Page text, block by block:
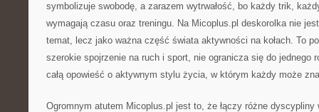
symbolizuje swobodę, a zarazem wytrwałość, bo każdy trik,
wymagają czasu oraz treningu. Na Micoplus.pl deskorolka nie
temat, lecz jako ważna część świata aktywności na kołach. To
szerokie spojrzenie na ruch i sport, nie ogranicza się do jednego
całą opowieść o aktywnym stylu życia, w którym każdy może
Ogromnym atutem Micoplus.pl jest to, że łączy różne dyscypliny